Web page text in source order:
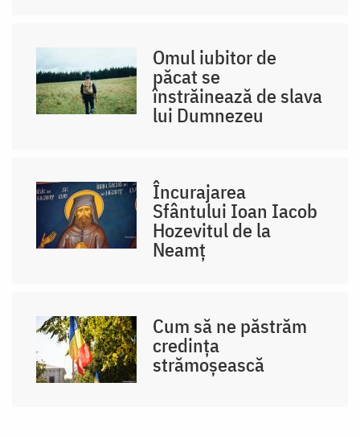
Omul iubitor de
păcat se
înstrăinează de slava
lui Dumnezeu
Încurajarea
Sfântului Ioan Iacob
Hozevitul de la
Neamț
Cum să ne păstrăm
credința
strămoșească